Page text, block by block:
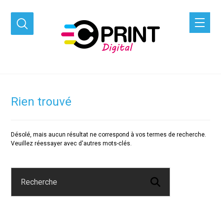
Rien trouvé
Désolé, mais aucun résultat ne correspond à vos termes de recherche.
Veuillez réessayer avec d'autres mots-clés.